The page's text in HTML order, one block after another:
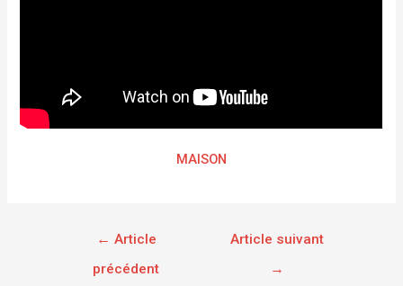
MAISON
← Article
précédent
Article suivant
→